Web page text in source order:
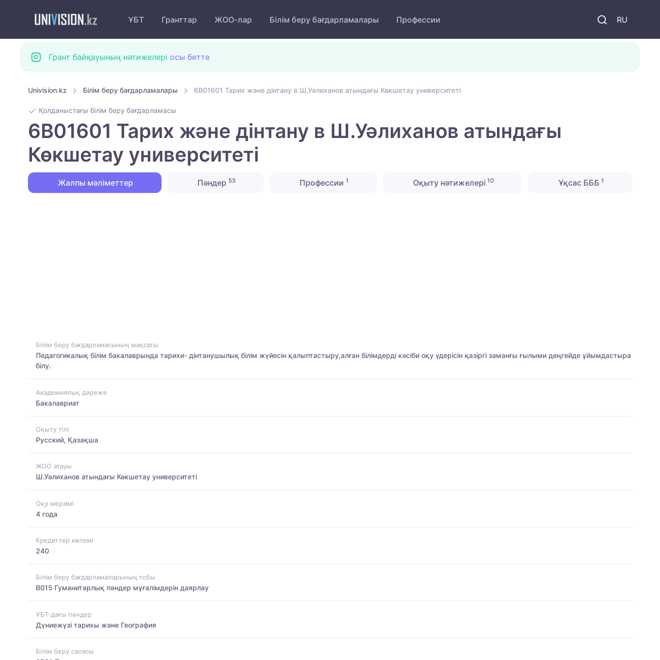
RU
ҰБТ Гранттар ЖОО-лар Білім беру бағдарламалары Профессии
Грант байқауының нәтижелері осы бетте
Univision.kz Білім беру бағдарламалары 6B01601 Тарих және дінтану в Ш.Уәлиханов атындағы Көкшетау университетi
Қолданыстағы білім беру бағдарламасы
6B01601 Тарих және дінтану в Ш.Уәлиханов атындағы
Көкшетау университетi
Жалпы мәліметтер Пәндер 53 Профессии1 Оқыту нәтижелері 10 Ұқсас БББ 1
Білім беру бағдарламасының мақсаты
Педагогикалық білім бакалаврында тарихи- дінтанушылық білім жүйесін қалыптастыру,алған білімдерді кәсіби оқу үдерісін қазіргі заманғы ғылыми деңгейде ұйымдастыра
білу.
Академиялық дәреже
Бакалавриат
Оқыту тілі
Русский, Қазақша
ЖОО атауы
Ш.Уәлиханов атындағы Көкшетау университетi
Оқу мерзімі
4 года
Кредиттер көлемі
240
Білім беру бағдарламаларының тобы
B015 Гуманитарлық пәндер мұғалімдерін даярлау
ҰБТ-дағы пәндер
Дүниежүзі тарихы және География
Білім беру саласы